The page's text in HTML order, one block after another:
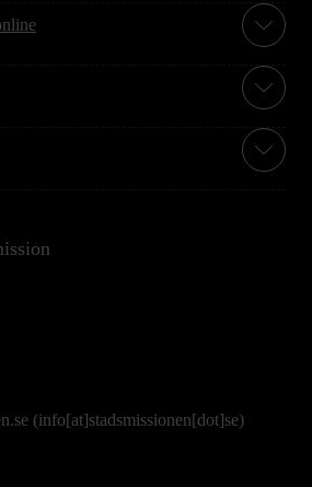
(info[at]stadsmissionen[dot]se)